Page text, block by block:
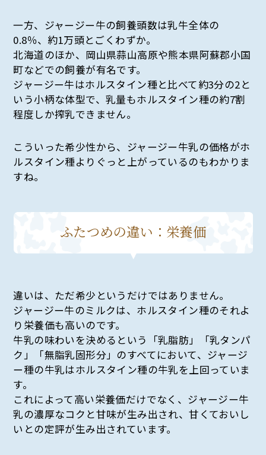
一方、ジャージー牛の飼養頭数は乳牛全体の
0.8％、約1万頭とごくわずか。
北海道のほか、岡山県蒜山高原や熊本県阿蘇郡小国
町などでの飼養が有名です。
ジャージー牛はホルスタイン種と比べて約3分の2と
いう小柄な体型で、乳量もホルスタイン種の約7割
程度しか搾乳できません。
こういった希少性から、ジャージー牛乳の価格がホ
ルスタイン種よりぐっと上がっているのもわかりま
すね。
ふたつめの違い：栄養価
違いは、ただ希少というだけではありません。
ジャージー牛のミルクは、ホルスタイン種のそれよ
り栄養価も高いのです。
牛乳の味わいを決めるという「乳脂肪」「乳タンパ
ク」「無脂乳固形分」のすべてにおいて、ジャージ
ー種の牛乳はホルスタイン種の牛乳を上回っていま
す。
これによって高い栄養価だけでなく、ジャージー牛
乳の濃厚なコクと甘味が生み出され、甘くておいし
いとの定評が生み出されています。